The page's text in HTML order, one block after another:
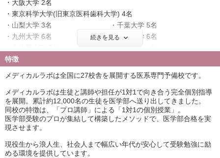
大阪大学 2名
東京科学大学(旧東京医科歯科大学) 4名
山梨大学 3名
千葉大学 5名
九州大学 6名
東北大学 6名
北海道大学 4名
横浜市立大学 3名
広島大学 3名
筑波大学 5名
名古屋市立大学 12名
京都府立医科大学 1名
岡山大学 4名
信州大学 5名
金沢大学 3名
新潟大学 4名
浜松医科大学 10名
熊本大学 2名
和歌山県立医科大学 2名
続きを見る
特徴
メディカルラボは全国に27校舎を展開する医系専門予備校です。
メディカルラボは生徒と講師や担任が1対1で向き合う完全個別指導
を展開。累計約12,000名の生徒を医学部へ送り出してきました。
同校の特徴は、「プロ講師」による「1対1の個別授業」。
医学部受験のプロが集結して構築したメソッドで、医学部合格を実
現させます。
現役生から浪人生、社会人まで幅広い年代が安心して受験勉強に励
める環境を提供しています。